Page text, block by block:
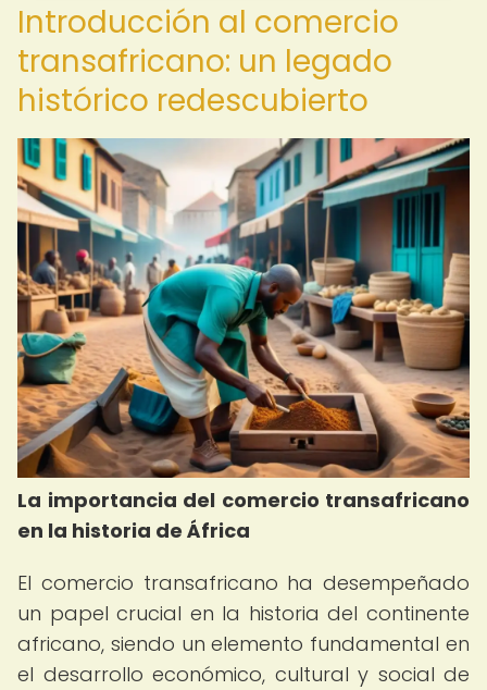
Introducción al comercio
transafricano: un legado
histórico redescubierto
La importancia del comercio transafricano
en la historia de África
El comercio transafricano ha desempeñado
un papel crucial en la historia del continente
africano, siendo un elemento fundamental en
el desarrollo económico, cultural y social de